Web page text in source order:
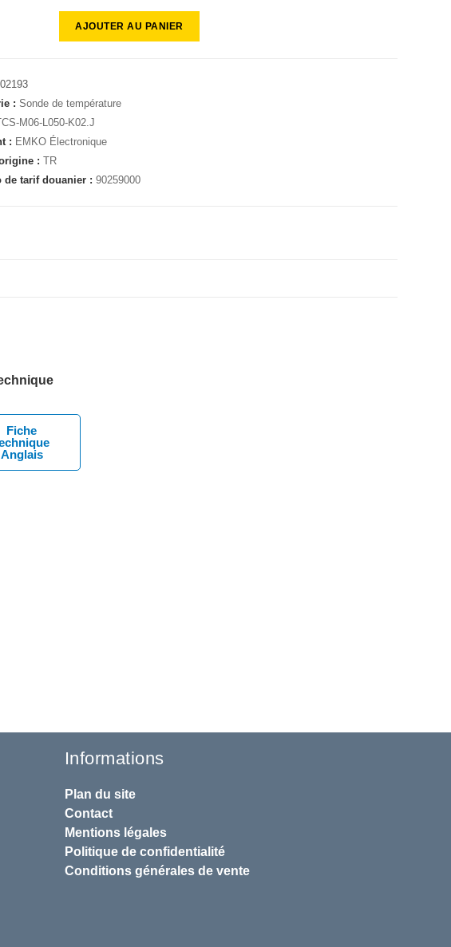
AJOUTER AU PANIER
:Sonde de température
M06-L050-K02.J
: EMKO Électronique
:TR
de tarif douanier :90259000
Fiche
Anglais
Informations
Plan du site
Contact
Mentions légales
Politique de confidentialité
Conditions générales de vente